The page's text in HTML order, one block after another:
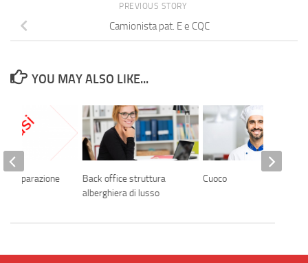
PREVIOUS STORY
Camionista pat. E e CQC
YOU MAY ALSO LIKE...
Back office struttura
alberghiera di lusso
Cuoco
preparazione